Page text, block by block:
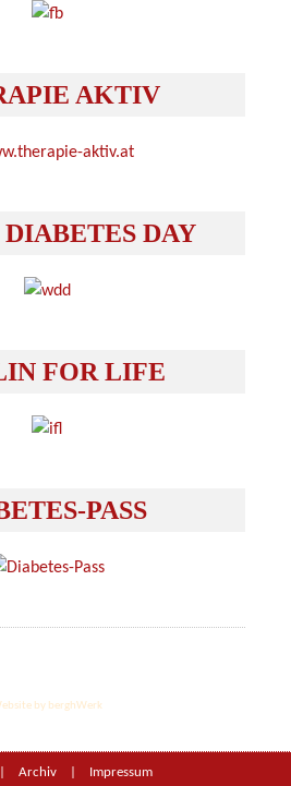
AKTIV
DAY
FOR LIFE
PASS
by berghWerk
Archiv Impressum